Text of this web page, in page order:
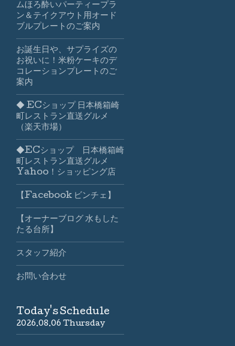
ムほろ酔いパーティープラ
ン＆テイクアウト用オード
ブルプレートのご案内
お誕生日や、サプライズの
お祝いに！米粉ケーキのデ
コレーションプレートのご
案内
◆ ECショップ 日本橋箱崎
町レストラン直送グルメ
（楽天市場）
◆ECショップ 日本橋箱崎
町レストラン直送グルメ
Yahoo！ショッピング店
【Facebook ビンチェ】
【オーナーブログ 水もした
たる台所】
スタッフ紹介
お問い合わせ
Today's Schedule
2026.08.06 Thursday